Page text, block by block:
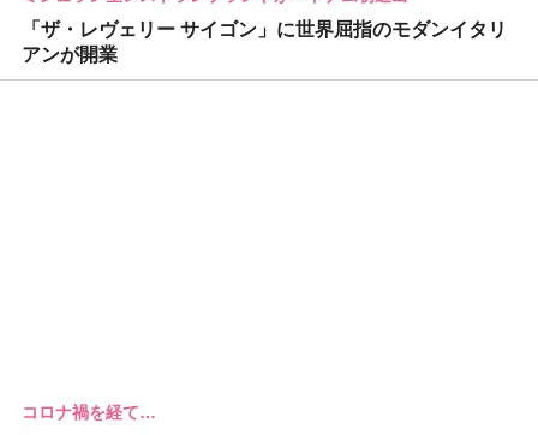
「ザ・レヴェリー サイゴン」に世界屈指のモダンイタリ
アンが開業
コロナ禍を経て…